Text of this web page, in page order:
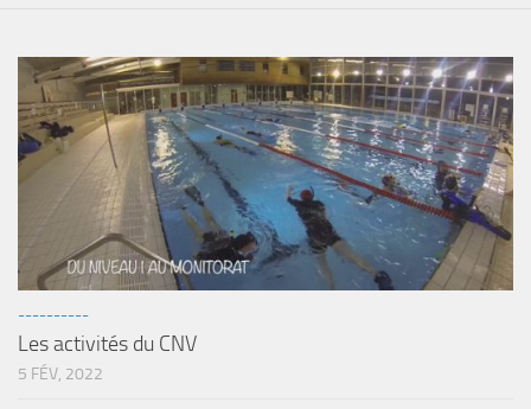
Lac Merveilleux
AUDIOVISUEL
Photo
Vidéo
Peinture
NAGE
Agenda
----------
Les activités du CNV
5 FÉV, 2022